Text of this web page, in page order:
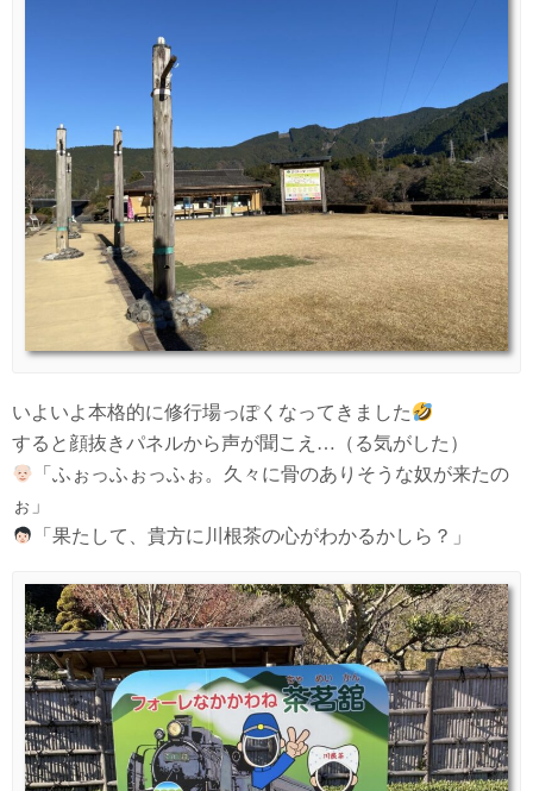
いよいよ本格的に修行場っぽくなってきました
すると顔抜きパネルから声が聞こえ…（る気がした）
「ふぉっふぉっふぉ。久々に骨のありそうな奴が来たの
ぉ」
「果たして、貴方に川根茶の心がわかるかしら？」